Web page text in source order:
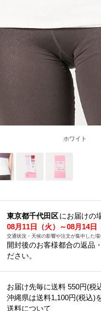
ホワイト
東京都千代田区にお届けの
08月11日（火）～08月14日
交通状況・天候の影響や注文が集中した
開封後のお客様都合の返品
ださい。
お届け先毎に送料 550円(税
沖縄県は送料1,100円(税込)
送料について